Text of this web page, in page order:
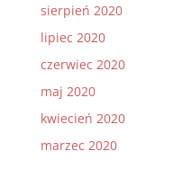
sierpień 2020
lipiec 2020
czerwiec 2020
maj 2020
kwiecień 2020
marzec 2020